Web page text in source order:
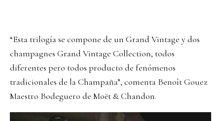
“Esta trilogía se compone de un Grand Vintage y dos
champagnes Grand Vintage Collection, todos
diferentes pero todos producto de fenómenos
tradicionales de la Champaña”, comenta Benoît Gouez
Maestro Bodeguero de Moët & Chandon.